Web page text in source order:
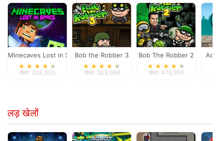
Minecaves Lost in Space
खेला: 293,405
Bob the Robber 3
खेला: 203,668
Bob The Robber 2
खेला: 476,936
लड़ खेलों